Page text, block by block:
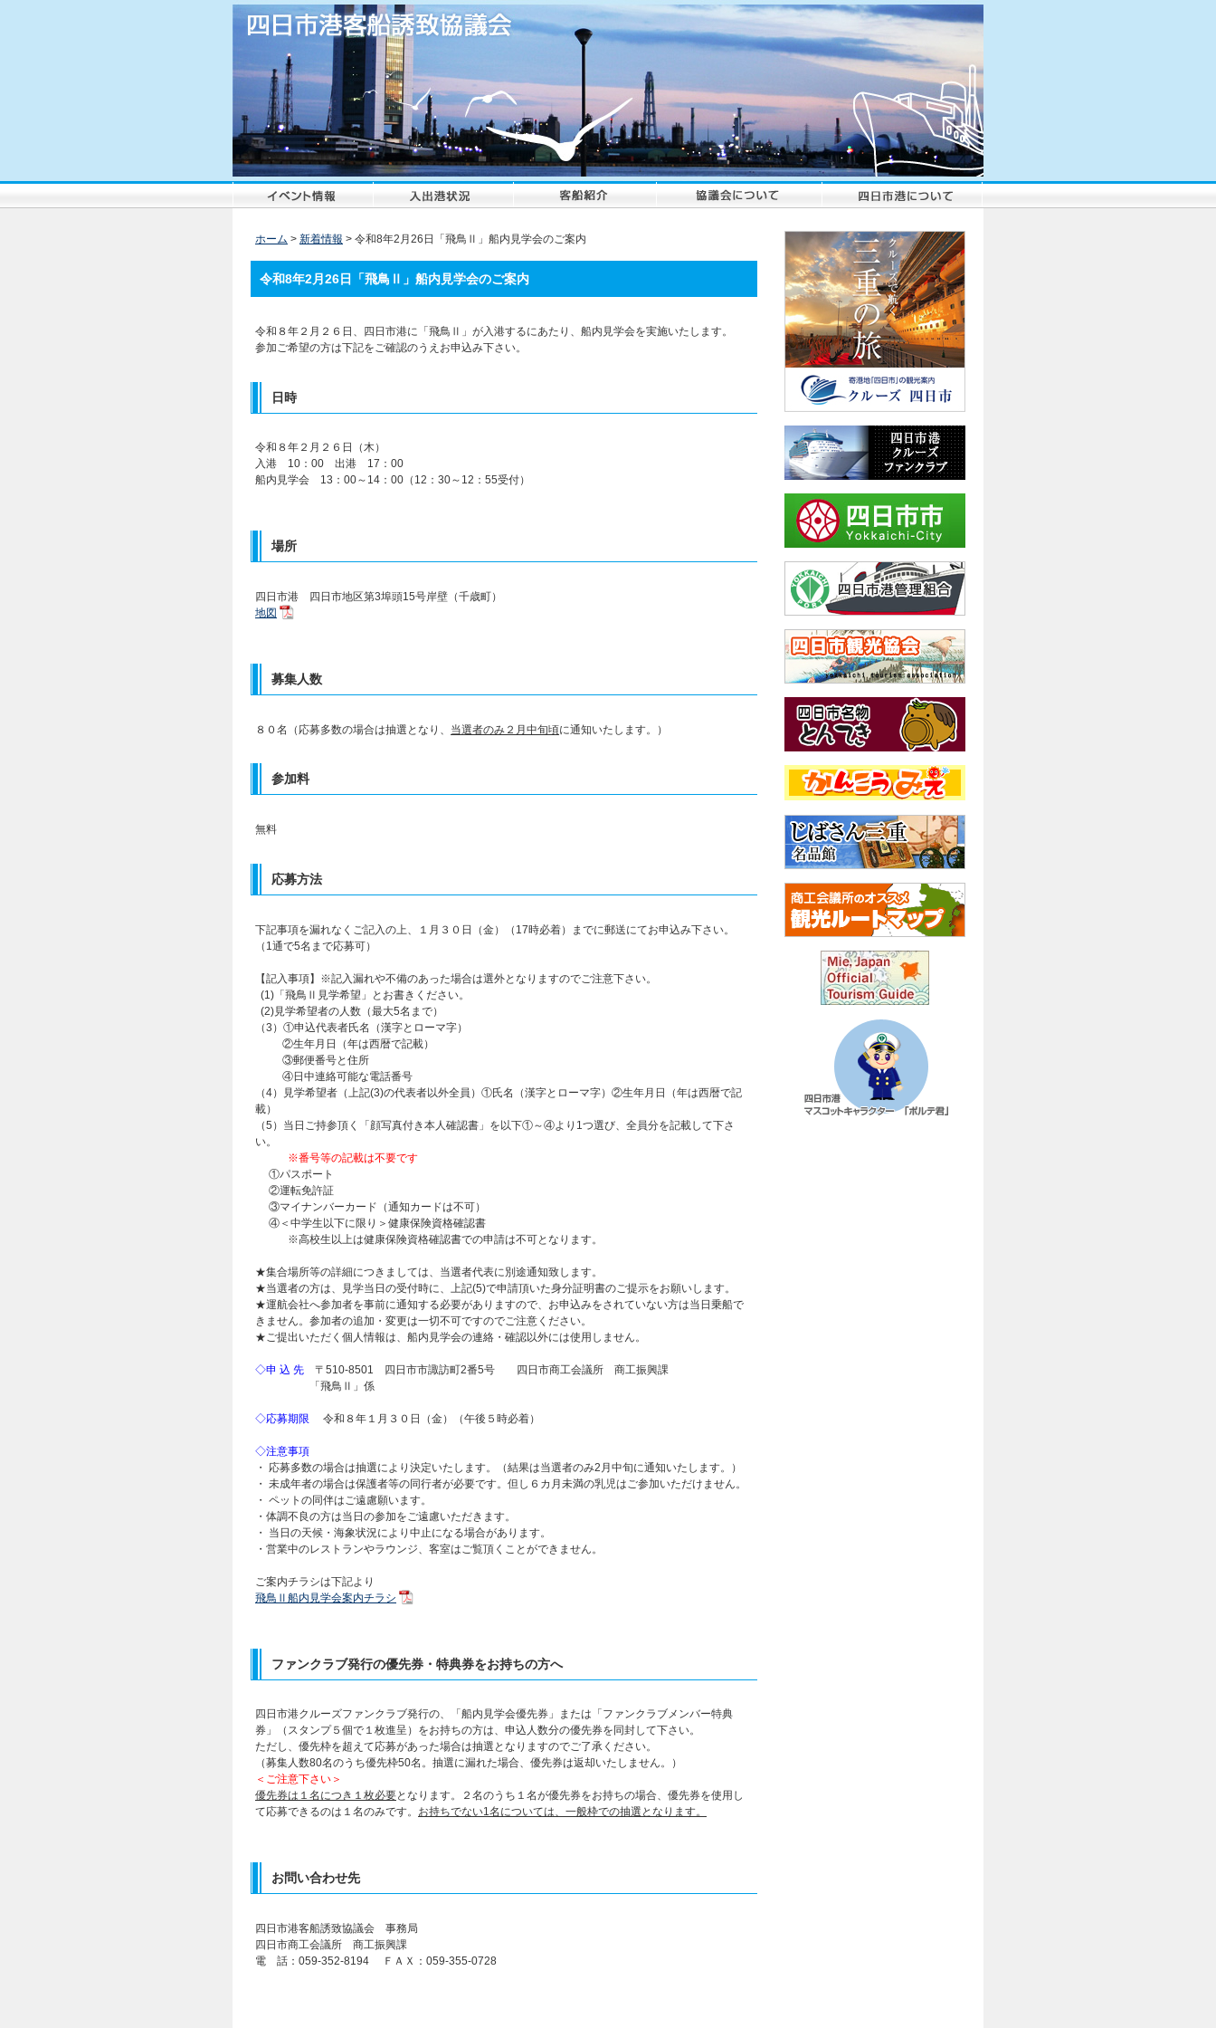
ホーム > 新着情報 > 令和8年2月26日「飛鳥Ⅱ」船内見学会のご案内
令和8年2月26日「飛鳥Ⅱ」船内見学会のご案内
令和８年２月２６日、四日市港に「飛鳥Ⅱ」が入港するにあたり、船内見学会を実施いたします。
参加ご希望の方は下記をご確認のうえお申込み下さい。
日時
令和８年２ 月２６日（木）
入港 10： 00 出港 17 ： 00
船内見学会 13 ：00～ 14 ：00 （ 12 ：30～12：55受付）
場所
四日市港 四日市地区第3埠頭15号岸壁（千歳町）
地図
募集人数
８０名（応募多数の場合は抽選となり、 当選者のみ２月中旬頃に通知いたします。）
参加料
無料
応募方法
下記事項を漏れなくご記入の上、１月３０日（金）（ 17時必着）までに郵送にてお申込み下さい。
（ 1通で5名まで応募可）
【記入事項】※記入漏れや不備のあった場合は選外となりますのでご注意下さい。
(1)「飛鳥Ⅱ見学希望」とお書きください。
(2)見学希望者の人数（最大5名まで）
（3）①申込代表者氏名（漢字とローマ字）
②生年月日（年は西暦で記載）
③郵便番号と住所
④日中連絡可能な電話番号
（4）見学希望者（上記(3)の代表者以外全員）①氏名（漢字とローマ字）②生年月日（年は西暦で記
載）
（5）当日ご持参頂く「顔写真付き本人確認書」を以下①～④より1つ選び、全員分を記載して下さ
い。
※番号等の記載は不要です
①パスポート
②運転免許証
③マイナンバーカード（通知カードは不可）
④＜中学生以下に限り＞健康保険資格確認書
※高校生以上は健康保険資格確認書での申請は不可となります。
★集合場所等の詳細につきましては、当選者代表に別途通知致します。
★当選者の方は、見学当日の受付時に、上記(5)で申請頂いた身分証明書のご提示をお願いします。
★運航会社へ参加者を事前に通知する必要がありますので、お申込みをされていない方は当日乗船で
きません。参加者の追加・変更は一切不可ですのでご注意ください。
★ご提出いただく個人情報は、船内見学会の連絡・確認以外には使用しません。
◇申 込 先 〒510-8501 四日市市諏訪町2番5号 四日市商工会議所 商工振興課
「飛鳥Ⅱ」係
◇応募期限 令和８年１月３０日（金）（午後５時必着）
◇注意事項
・ 応募多数の場合は抽選により決定いたします。（結果は当選者のみ2月中旬に通知いたします。）
・ 未成年者の場合は保護者等の同行者が必要です。但し６カ月未満の乳児はご参加いただけません。
・ ペットの同伴はご遠慮願います。
・体調不良の方は当日の参加をご遠慮いただきます。
・ 当日の天候・海象状況により中止になる場合があります。
・営業中のレストランやラウンジ、客室はご覧頂くことができません。
ご案内チラシは下記より
飛鳥Ⅱ船内見学会案内チラシ
ファンクラブ発行の優先券・特典券をお持ちの方へ
四日市港クルーズファンクラブ発行の、「船内見学会優先券」または「ファンクラブメンバー特典
券」（スタンプ５個で１枚進呈）をお持ちの方は、申込人数分の優先券を同封して下さい。
ただし、優先枠を超えて応募があった場合は抽選となりますのでご了承ください。
（募集人数80名のうち優先枠50名。抽選に漏れた場合、優先券は返却いたしません。）
＜ご注意下さい＞
優先券は１名につき１枚必要となります。２名のうち１名が優先券をお持ちの場合、優先券を使用し
て応募できるのは１名のみです。 お持ちでない1名については、一般枠での抽選となります。
お問い合わせ先
四日市港客船誘致協議会 事務局
四日市商工会議所 商工振興課
電 話：059-352-8194 ＦＡＸ：059-355-0728